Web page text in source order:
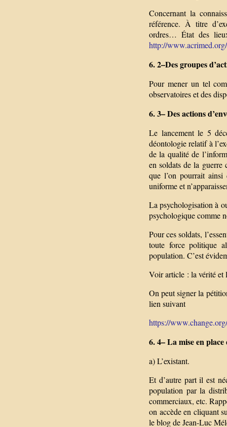
Concernant la
référence. À titre
ordres… État des
http://
6. 2–Des groupes
Pour mener un tel
observatoires et des
6. 3– Des actions
Le lancement le 5
déontologie relatif à
de la qualité de
en soldats de la
que l’on pourrait
uniforme et
La psychologisation à
psychologique comme
Pour ces soldats,
toute force politique
population. C’est
Voir article : la vérité et
On peut signer la
lien suivant
https://
6. 4– La mise en
a) L’existant.
Et d’autre part il est
population par la
commerciaux, etc.
on accède en cliquant
le blog de Jean-Luc